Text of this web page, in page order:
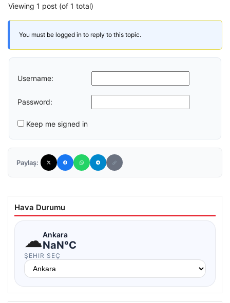
Viewing 1 post (of 1 total)
You must be logged in to reply to this topic.
Username:
Password:
Keep me signed in
Paylaş:
Hava Durumu
☁Ankara
NaN°C
ŞEHIR SEÇ